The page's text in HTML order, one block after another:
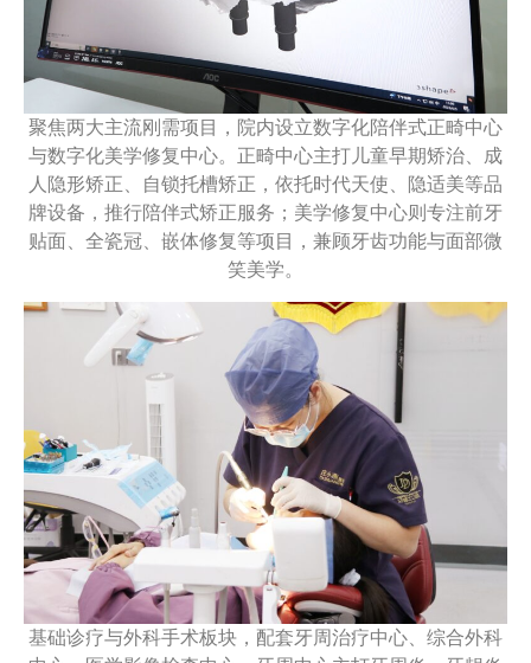
聚焦两大主流刚需项目，院内设立数字化陪伴式正畸中心
与数字化美学修复中心。正畸中心主打儿童早期矫治、成
人隐形矫正、自锁托槽矫正，依托时代天使、隐适美等品
牌设备，推行陪伴式矫正服务；美学修复中心则专注前牙
贴面、全瓷冠、嵌体修复等项目，兼顾牙齿功能与面部微
笑美学。
基础诊疗与外科手术板块，配套牙周治疗中心、综合外科